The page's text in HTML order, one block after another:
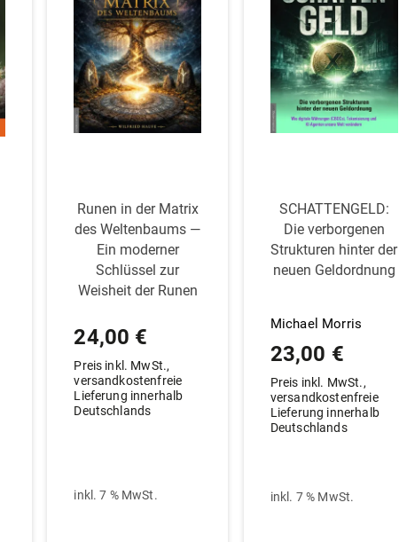
Runen in der Matrix
des Wel­ten­baums —
Ein moderner
Schlüssel zur
Weisheit der Runen
24,00 €
Preis inkl. MwSt.,
versandkostenfreie
Lieferung innerhalb
Deutschlands
inkl. 7 % MwSt.
SCHAT­TENGELD:
Die ver­bor­genen
Struk­turen hinter der
neuen Geldordnung
Michael Morris
23,00 €
Preis inkl. MwSt.,
versandkostenfreie
Lieferung innerhalb
Deutschlands
inkl. 7 % MwSt.